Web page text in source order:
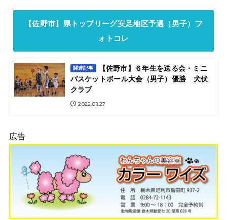
【佐野市】県トップリーグ安足地区予選（男子）フ
ォトコレ
関連記事
【佐野市】６年生を送る会・ミニ
バスケットボール大会（男子）優勝 犬伏
クラブ
2022.03.27
広告